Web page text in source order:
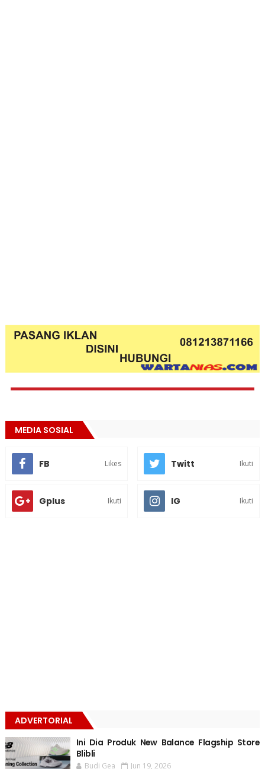
MEDIA SOSIAL
FB Likes Twitt Ikuti
Gplus Ikuti IG Ikuti
ADVERTORIAL
Ini Dia Produk New Balance Flagship Store
Blibli
Budi Gea Jun 19, 2026